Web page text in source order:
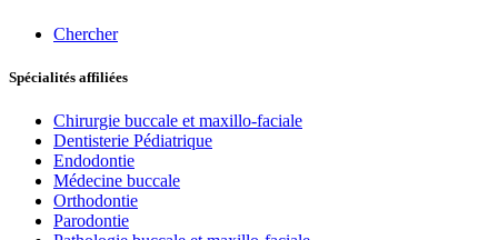
Chercher
Spécialités affiliées
Chirurgie buccale et maxillo-faciale
Dentisterie Pédiatrique
Endodontie
Médecine buccale
Orthodontie
Parodontie